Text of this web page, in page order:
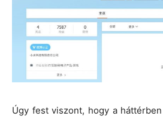
Úgy fest viszont, hogy a